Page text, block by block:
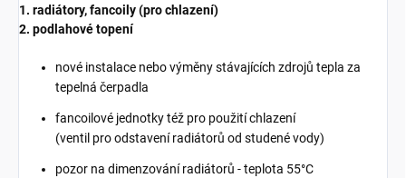
1. radiátory, fancoily (pro chlazení)
2. podlahové topení
nové instalace nebo výměny stávajících zdrojů tepla za
tepelná čerpadla
fancoilové jednotky též pro použití chlazení
(ventil pro odstavení radiátorů od studené vody)
pozor na dimenzování radiátorů - teplota 55°C